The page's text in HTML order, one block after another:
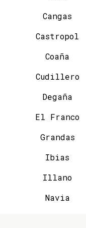
Cangas
Castropol
Coaña
Cudillero
Degaña
El Franco
Grandas
Ibias
Illano
Navia